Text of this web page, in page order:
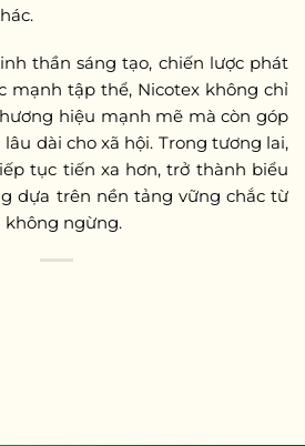
thần sáng tạo, chiến lược phát
mạnh tập thể, Nicotex không chỉ
hiệu mạnh mẽ mà còn góp
dài cho xã hội. Trong tương lai,
tục tiến xa hơn, trở thành biểu
dựa trên nền tảng vững chắc từ
không ngừng.